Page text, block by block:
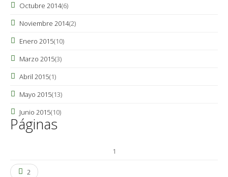
Octubre 2014(6)
Noviembre 2014(2)
Enero 2015(10)
Marzo 2015(3)
Abril 2015(1)
Mayo 2015(13)
Junio 2015(10)
Páginas
1
2